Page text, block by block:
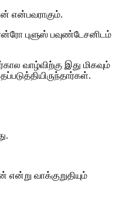
என்பவராகும்.
புளுஸ் பவுண்டேசனிடம்
வாழ்விற்கு இது மிகவும்
வாக்குறுதியும்